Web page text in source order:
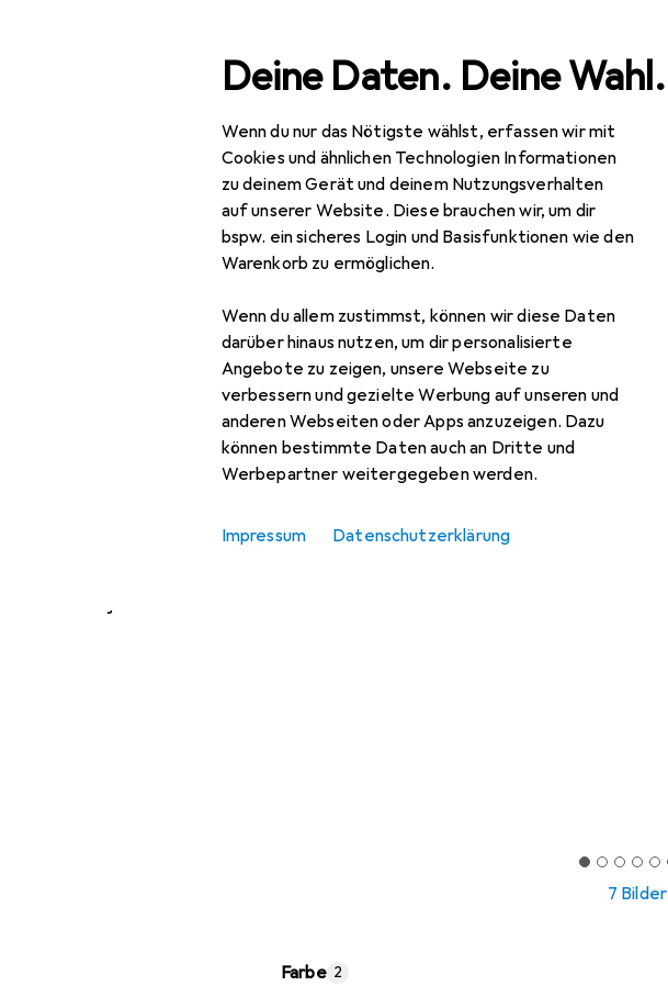
Deine Daten. Deine Wahl.
Wenn du nur das Nötigste wählst, erfassen wir mit
Cookies und ähnlichen Technologien Informationen
zu deinem Gerät und deinem Nutzungsverhalten
auf unserer Website. Diese brauchen wir, um dir
bspw. ein sicheres Login und Basisfunktionen wie den
Warenkorb zu ermöglichen.
Wenn du allem zustimmst, können wir diese Daten
darüber hinaus nutzen, um dir personalisierte
Angebote zu zeigen, unsere Webseite zu
verbessern und gezielte Werbung auf unseren und
anderen Webseiten oder Apps anzuzeigen. Dazu
können bestimmte Daten auch an Dritte und
Werbepartner weitergegeben werden.
Impressum Datenschutzerklärung
Navigation nach Kategorien
Winterjacken
Gesamtsortiment Mode Alles in Mode
7 Bilder
Farbe 2